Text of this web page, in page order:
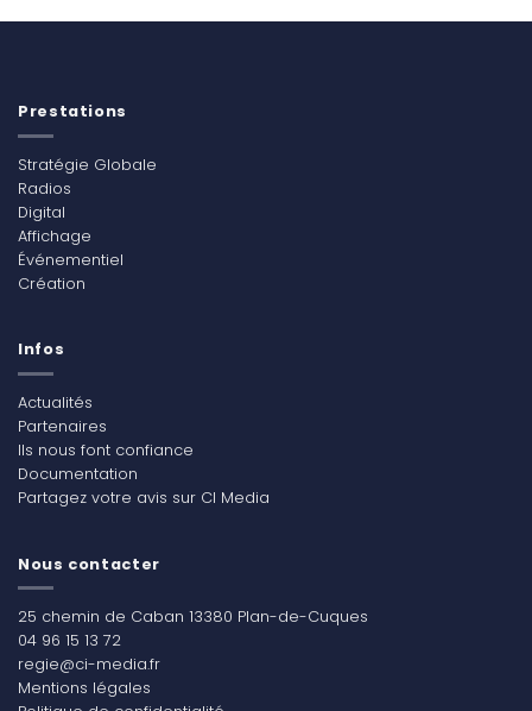
Prestations
Stratégie Globale
Radios
Digital
Affichage
Événementiel
Création
Infos
Actualités
Partenaires
Ils nous font confiance
Documentation
Partagez votre avis sur CI Media
Nous contacter
25 chemin de Caban 13380 Plan-de-Cuques
04 96 15 13 72
regie@ci-media.fr
Mentions légales